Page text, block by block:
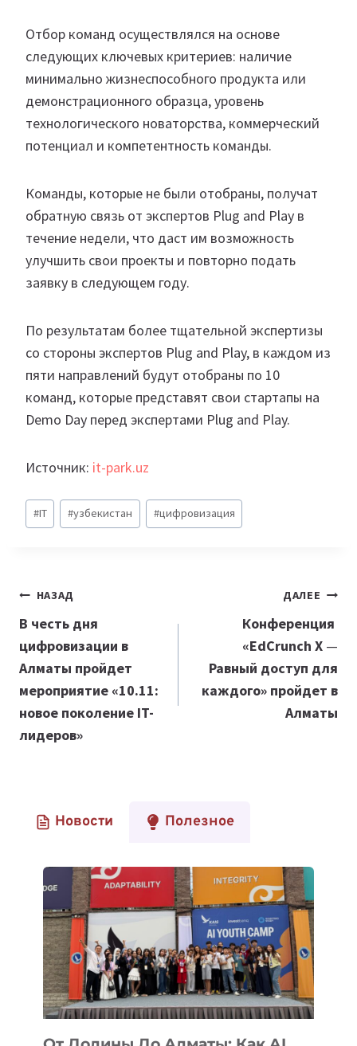
Отбор команд осуществлялся на основе
следующих ключевых критериев: наличие
минимально жизнеспособного продукта или
демонстрационного образца, уровень
технологического новаторства, коммерческий
потенциал и компетентность команды.
Команды, которые не были отобраны, получат
обратную связь от экспертов Plug and Play в
течение недели, что даст им возможность
улучшить свои проекты и повторно подать
заявку в следующем году.
По результатам более тщательной экспертизы
со стороны экспертов Plug and Play, в каждом из
пяти направлений будут отобраны по 10
команд, которые представят свои стартапы на
Demo Day перед экспертами Plug and Play.
Источник: it-park.uz
Метки
записи:
#IT #узбекистан #цифровизация
Навигация
по
записям
НАЗАД
В честь дня
цифровизации в
Алматы пройдет
мероприятие «10.11:
новое поколение IT-
лидеров»
ДАЛЕЕ
Конференция
«EdCrunch X —
Равный доступ для
каждого» пройдет в
Алматы
Новости Полезное